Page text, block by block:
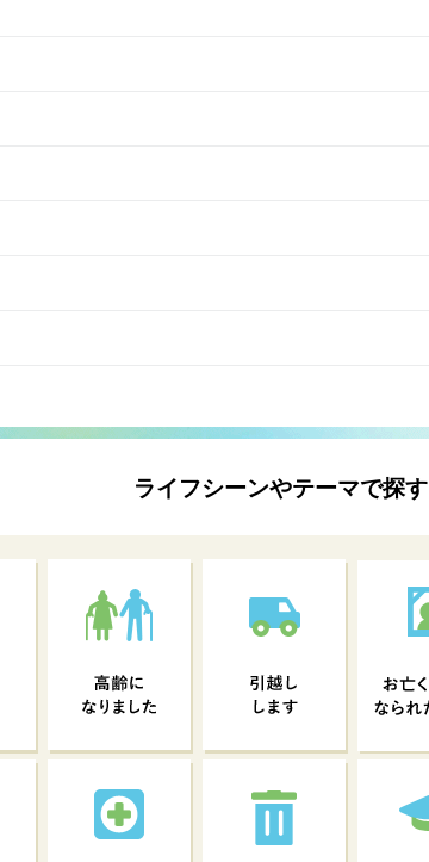
ライフシーンやテーマで探す